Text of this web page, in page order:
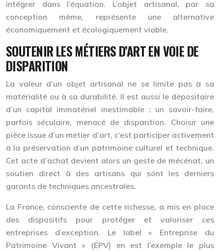
intégrer dans l’équation. L’objet artisanal, par sa
conception même, représente une alternative
économiquement et écologiquement viable.
SOUTENIR LES MÉTIERS D’ART EN VOIE DE
DISPARITION
La valeur d’un objet artisanal ne se limite pas à sa
matérialité ou à sa durabilité. Il est aussi le dépositaire
d’un capital immatériel inestimable : un savoir-faire,
parfois séculaire, menacé de disparition. Choisir une
pièce issue d’un métier d’art, c’est participer activement
à la préservation d’un patrimoine culturel et technique.
Cet acte d’achat devient alors un geste de mécénat, un
soutien direct à des artisans qui sont les derniers
garants de techniques ancestrales.
La France, consciente de cette richesse, a mis en place
des dispositifs pour protéger et valoriser ces
entreprises d’exception. Le label « Entreprise du
Patrimoine Vivant » (EPV) en est l’exemple le plus